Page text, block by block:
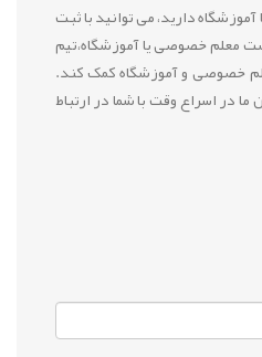
دارید، می توانید با ثبت
معلم خصوصی یا آموزشگاه،تیم
خصوصی و آموزشگاه کمک کند.
در اسراع وقت با شما در ارتباط